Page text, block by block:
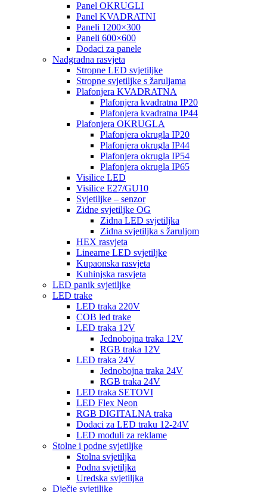
Panel OKRUGLI
Panel KVADRATNI
Paneli 1200×300
Paneli 600×600
Dodaci za panele
Nadgradna rasvjeta
Stropne LED svjetiljke
Stropne svjetiljke s žaruljama
Plafonjera KVADRATNA
Plafonjera kvadratna IP20
Plafonjera kvadratna IP44
Plafonjera OKRUGLA
Plafonjera okrugla IP20
Plafonjera okrugla IP44
Plafonjera okrugla IP54
Plafonjera okrugla IP65
Visilice LED
Visilice E27/GU10
Svjetiljke – senzor
Zidne svjetiljke OG
Zidna LED svjetiljka
Zidna svjetiljka s žaruljom
HEX rasvjeta
Linearne LED svjetiljke
Kupaonska rasvjeta
Kuhinjska rasvjeta
LED panik svjetiljke
LED trake
LED traka 220V
COB led trake
LED traka 12V
Jednobojna traka 12V
RGB traka 12V
LED traka 24V
Jednobojna traka 24V
RGB traka 24V
LED traka SETOVI
LED Flex Neon
RGB DIGITALNA traka
Dodaci za LED traku 12-24V
LED moduli za reklame
Stolne i podne svjetiljke
Stolna svjetiljka
Podna svjetiljka
Uredska svjetiljka
Dječje svjetiljke